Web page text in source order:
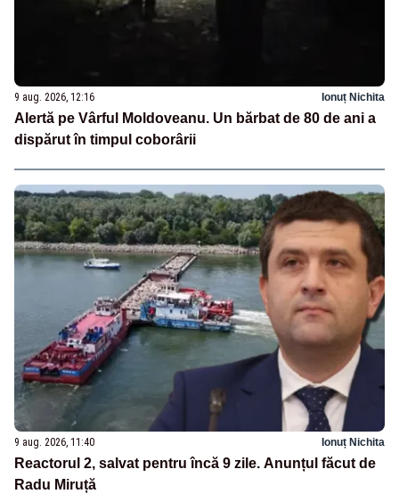
9 aug. 2026, 12:16 Ionuț Nichita
Alertă pe Vârful Moldoveanu. Un bărbat de 80 de ani a
dispărut în timpul coborârii
9 aug. 2026, 11:40 Ionuț Nichita
Reactorul 2, salvat pentru încă 9 zile. Anunțul făcut de
Radu Miruță